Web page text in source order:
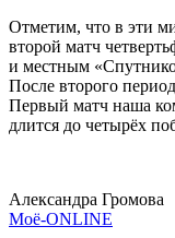
Отметим, что в эти
второй матч
и местным
После второго
Первый матч наша
длится до четырёх
Александра Громова
Моё-ONLINE